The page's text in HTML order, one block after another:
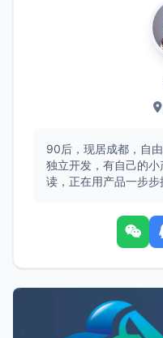
90后，现居成都，自
独立开发，有自己的
读，正在用产品一步步